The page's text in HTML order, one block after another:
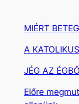
MIÉRT
A
JÉG AZ
Előre